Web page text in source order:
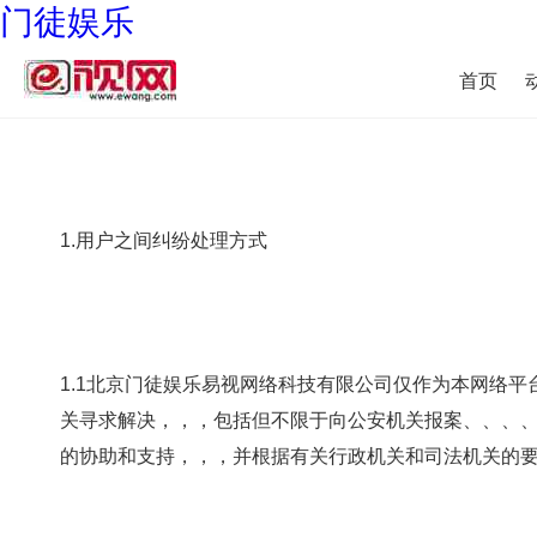
门徒娱乐
首页
1.用户之间纠纷处理方式
1.1北京门徒娱乐易视网络科技有限公司仅作为本网络平台
关寻求解决，，，包括但不限于向公安机关报案、
的协助和支持，，，并根据有关行政机关和司法机关的